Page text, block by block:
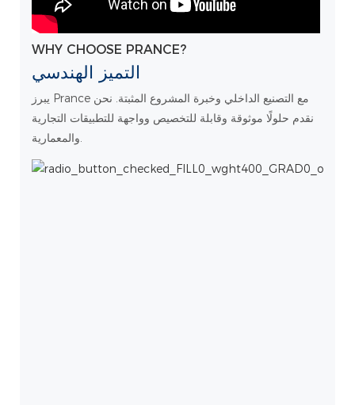
WHY CHOOSE PRANCE?
التميز الهندسي
يبرز Prance مع التصنيع الداخلي وخبرة المشروع المثبتة. نحن
نقدم حلولًا موثوقة وقابلة للتخصيص وواجهة للتطبيقات التجارية
والمعمارية.